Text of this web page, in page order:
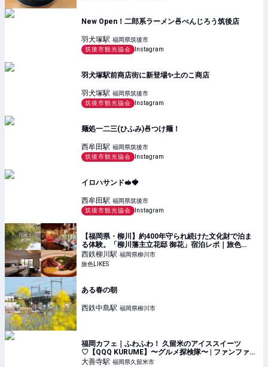
New Open！二郎系ラーメン🍜べんじろう筑後店
羽犬塚駅 福岡県筑後市
筑後市観光協会
Instagram
羽犬塚駅前商店街に新登場✨️土のこ商店
羽犬塚駅 福岡県筑後市
筑後市観光協会
Instagram
麺処一二三(ひふみ)🍜つけ麺！
西牟田駅 福岡県筑後市
筑後市観光協会
Instagram
イロハサンド🥪🍓
西牟田駅 福岡県筑後市
筑後市観光協会
Instagram
【福岡県・柳川】約400年守られ続けた文化財で泊ま
る体験。「柳川藩主立花邸 御花」宿泊レポ｜旅色
LIKES
西鉄柳川駅 福岡県柳川市
旅色LIKES
ある春の朝
西鉄中島駅 福岡県柳川市
福岡カフェ｜ふわふわ！ 久留米のアイススイーツ
♡【QQQ KURUME】〜グルメ探検隊〜 | ファンファン
福岡
大善寺駅 福岡県久留米市